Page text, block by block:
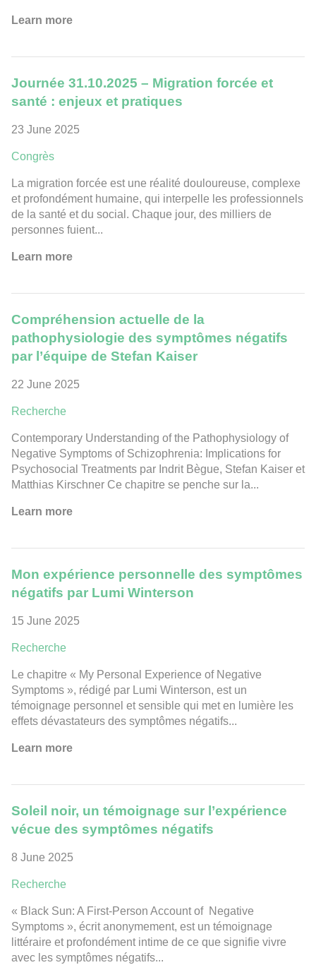
Learn more
Journée 31.10.2025 – Migration forcée et
santé : enjeux et pratiques
23 June 2025
Congrès
La migration forcée est une réalité douloureuse, complexe
et profondément humaine, qui interpelle les professionnels
de la santé et du social. Chaque jour, des milliers de
personnes fuient...
Learn more
Compréhension actuelle de la
pathophysiologie des symptômes négatifs
par l’équipe de Stefan Kaiser
22 June 2025
Recherche
Contemporary Understanding of the Pathophysiology of
Negative Symptoms of Schizophrenia: Implications for
Psychosocial Treatments par Indrit Bègue, Stefan Kaiser et
Matthias Kirschner Ce chapitre se penche sur la...
Learn more
Mon expérience personnelle des symptômes
négatifs par Lumi Winterson
15 June 2025
Recherche
Le chapitre « My Personal Experience of Negative
Symptoms », rédigé par Lumi Winterson, est un
témoignage personnel et sensible qui met en lumière les
effets dévastateurs des symptômes négatifs...
Learn more
Soleil noir, un témoignage sur l’expérience
vécue des symptômes négatifs
8 June 2025
Recherche
« Black Sun: A First-Person Account of Negative
Symptoms », écrit anonymement, est un témoignage
littéraire et profondément intime de ce que signifie vivre
avec les symptômes négatifs...